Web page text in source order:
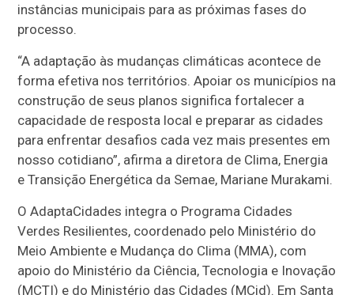
instâncias municipais para as próximas fases do
processo.
“A adaptação às mudanças climáticas acontece de
forma efetiva nos territórios. Apoiar os municípios na
construção de seus planos significa fortalecer a
capacidade de resposta local e preparar as cidades
para enfrentar desafios cada vez mais presentes em
nosso cotidiano”, afirma a diretora de Clima, Energia
e Transição Energética da Semae, Mariane Murakami.
O AdaptaCidades integra o Programa Cidades
Verdes Resilientes, coordenado pelo Ministério do
Meio Ambiente e Mudança do Clima (MMA), com
apoio do Ministério da Ciência, Tecnologia e Inovação
(MCTI) e do Ministério das Cidades (MCid). Em Santa